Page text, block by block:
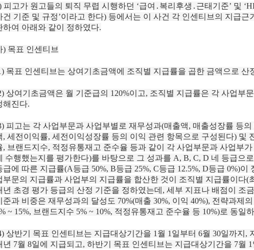
피고가 원고들의 퇴직 무렵 시행하던 ‘급여․복리후생․근태기준’ 및
건 기준 및 규정’이라고 한다) 등에서는 이 사건 각 인센티브의 지급근
하여 아래와 같이 정하였다.
) 목표 인센티브
목표 인센티브는 상여기초금액에 조직별 지급률을 곱한 금액으로 산
상여기초금액은 월 기준급의 120%이고, 조직별 지급률은 각 사업부
해진다.
피고는 각 사업부문과 사업부별로 재무성과(매출액, 매출성장률 등
, 세전이익률, 세전이익성장률 등의 이익 관련 항목으로 구성된다) 및
, 브랜드지수, 적정유통재고 준수율 등과 같이 각 사업부문과 사업부
수행했는지를 평가한다)를 바탕으로 그 성과를 A, B, C, D 네 등급으
급에 따른 지급률(A등급 50%, B등급 25%, C등급 12.5%, D등급 0%)이
부문의 지급률과 사업부의 지급률을 합산한 것이 조직별 지급률이다(
년 초경 평가 등급의 산정 기준을 정하였는데, 세부 지표나 배점이 조
준과 비중은 재무성과의 달성도 70%(매출 30%, 이익 40%), 전략과제
~ 15%, 브랜드지수 5% ~ 10%, 적정유통재고 준수율 등 10%)로 동일
상반기 목표 인센티브는 지급대상기간을 1월 1일부터 6월 30일까지,
년 7월 8일에 지급되고, 하반기 목표 인센티브는 지급대상기간을 7월 1